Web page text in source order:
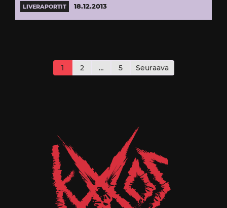
LIVERAPORTIT 18.12.2013
sivutus
1 2 … 5 Seuraava